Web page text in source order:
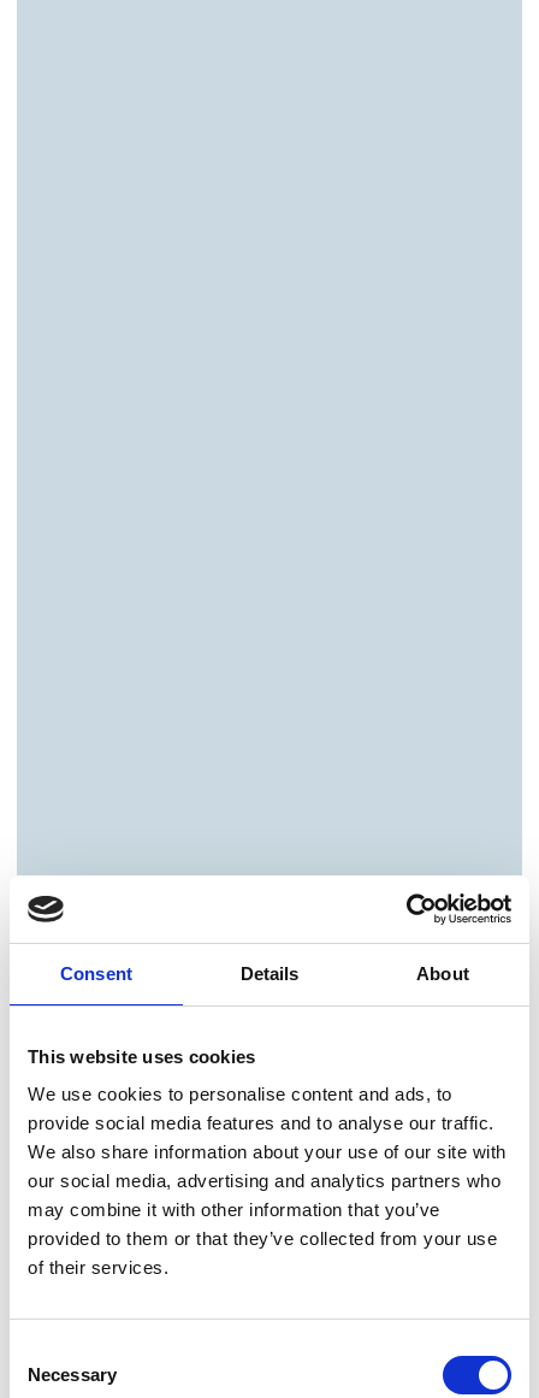
Consent Details About
This website uses cookies
We use cookies to personalise content and ads, to
provide social media features and to analyse our traffic.
We also share information about your use of our site with
our social media, advertising and analytics partners who
may combine it with other information that you’ve
provided to them or that they’ve collected from your use
of their services.
Selection
Necessary